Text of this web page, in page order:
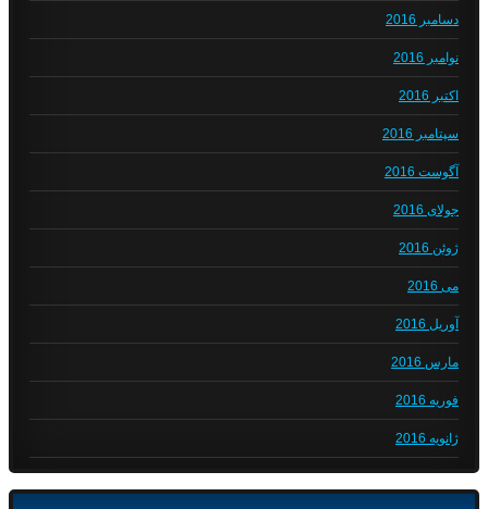
دسامبر 2016
نوامبر 2016
اکتبر 2016
سپتامبر 2016
آگوست 2016
جولای 2016
ژوئن 2016
می 2016
آوریل 2016
مارس 2016
فوریه 2016
ژانویه 2016